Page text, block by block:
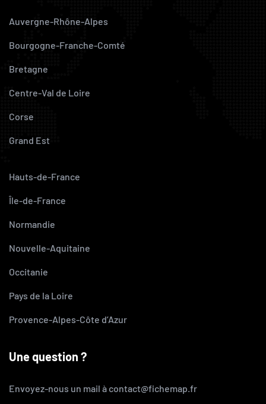
Auvergne-Rhône-Alpes
Bourgogne-Franche-Comté
Bretagne
Centre-Val de Loire
Corse
Grand Est
Hauts-de-France
Île-de-France
Normandie
Nouvelle-Aquitaine
Occitanie
Pays de la Loire
Provence-Alpes-Côte d’Azur
Une question ?
Envoyez-nous un mail à contact@fichemap.fr